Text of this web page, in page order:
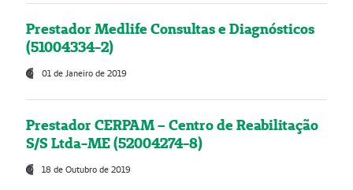
Prestador Medlife Consultas e Diagnósticos
(51004334-2)
01 de Janeiro de 2019
Prestador CERPAM – Centro de Reabilitação
S/S Ltda-ME (52004274-8)
18 de Outubro de 2019